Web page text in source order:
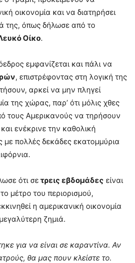
οικονομία και να διατηρήσει
της, όπως δήλωσε από το
Οίκο.
εμφανίζεται και πάλι να
, επιστρέφοντας στη λογική της
αρκεί να μην πληγεί
της χώρας, παρ’ ότι μόλις χθες
τους Αμερικανούς να τηρήσουν
ενέκρινε την καθολική
με πολλές δεκάδες εκατομμύρια
ότι σετρεις εβδομάδες είναι
μέτρο του περιορισμού,
η αμερικανική οικονομία
ζημιά.
για να είναι σε καραντίνα. Αν
θα μας πουν κλείστε το.